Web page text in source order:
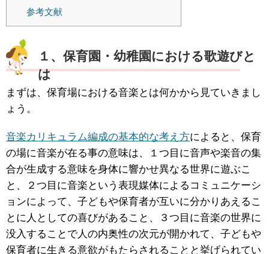
参考文献
１、保育園・幼稚園における歌遊びと
は
まずは、保育場における音楽とは何かから見ていきまし
ょう。
音楽カリキュラム編成の基本的な考え方によると、保育
の場に音楽が在る事の意味は、１つ目に音声や楽音の集
合が生成する意味を身体に響かせ異なる世界に遊ぶこ
と、２つ目に音楽という表現媒体によるコミュニケーシ
ョンによって、子どもや保育者が互いに分かりあえるこ
とに人としての喜びがあること、３つ目に音楽の世界に
没入することで人の内奥性の次元が開かれて、子どもや
保育者に生きる意欲がもたらされることと挙げられてい